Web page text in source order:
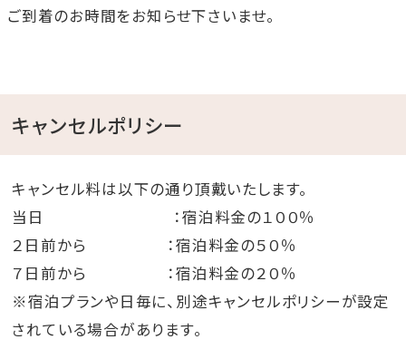
ご到着のお時間をお知らせ下さいませ。
キャンセルポリシー
キャンセル料は以下の通り頂戴いたします。
当日 ：宿泊料金の１００％
２日前から ：宿泊料金の５０％
７日前から ：宿泊料金の２０％
※宿泊プランや日毎に、別途キャンセルポリシーが設定
されている場合があります。